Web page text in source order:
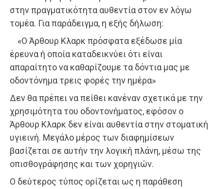
στην πραγματικότητα αυθεντία στον εν λόγω
τομέα. Για παράδειγμα, η εξής δήλωση:
«Ο Άρθουρ Κλαρκ πρόσφατα εξέδωσε μία
έρευνα ή οποία καταδεικνύει ότι είναι
απαραίτητο να καθαρίζουμε τα δόντια μας με
οδοντόνημα τρεις φορές την ημέρα»
Δεν θα πρέπει να πείθει κανέναν σχετικά με την
χρησιμότητα του οδοντονήματος, εφόσον ο
Άρθουρ Κλαρκ δεν είναι αυθεντία στην στοματική
υγιεινή. Μεγάλο μέρος των διαφημίσεων
βασίζεται σε αυτήν την λογική πλάνη, μέσω της
οπισθογράφησης και των χορηγιών.
Ο δεύτερος τύπος ορίζεται ως η παράθεση